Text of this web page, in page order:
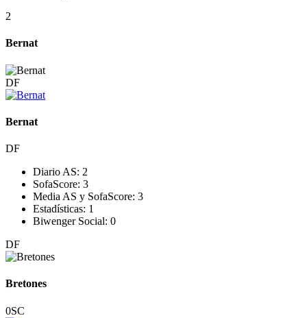
2
Bernat
DF
Bernat
DF
Diario AS: 2
SofaScore: 3
Media AS y SofaScore: 3
Estadísticas: 1
Biwenger Social: 0
DF
Bretones
0SC